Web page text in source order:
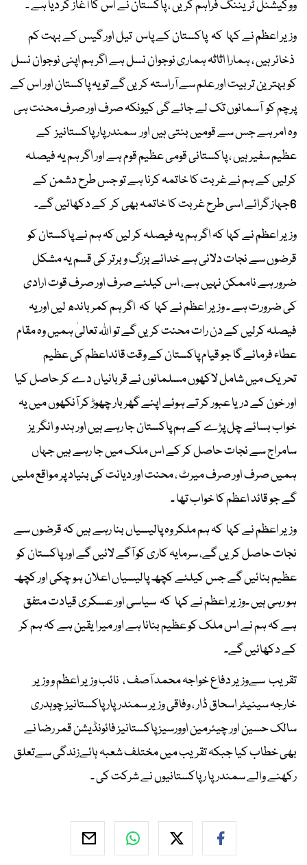
ووکیشنل ٹریننگ فراہم کریں ، پاکستان نے اس کا آغاز کر دیا ہے ۔
وزیر اعظم نے کہا کہ پاکستان کے پاس تیل اور گیس کے بہت کم
ذخائر ہیں ، ہمارا اثاثہ ہماری نوجوان نسل ہے اگر ہم اپنی نوجوان نسل
کو بہترین تربیت اور علم سے آراستہ کریں گے تو یہ پاکستان اور اس کے
پرچم کو آسمانوں تک لے جائے گی کیونکہ صرف اور صرف محنت ہی
وہ امر ہے جس سے قومیں بنتی ہیں اور سمندر پار پاکستانیز کے
عظیم سفیر ہیں ، پاکستانی قومی عظیم قوم ہے اور اگر ہم یہ فیصلہ
کرلیں کے ہم نے غربت کا خاتمہ کرنا ہے تو جس طرح دشمن کے
6جہاز گرائے اسی طرح غربت کا خاتمہ بھی کر کے دکھائیں گے۔
وزیر اعظم نے کہا کہ اگر ہم یہ فیصلہ کر لیں کہ ہم نے پاکستان کو
قرضوں سے نجات دلانی ہے خدائے بزرگ وبرتر کی قسم یہ مشکل
ضرور ہے ناممکن نہیں ہے، اس کیلئے صرف اور صرف قوت ارادی
کی ضرورت ہے ۔ وزیر اعظم نے کہا کہ اگر ہم کمر باندھ لیں اور یہ
فیصلہ کرلیں کے دن رات محنت کریں گے تو اللہ تعالیٰ ہمیں وہ مقام
عطاء فرمائے گا جو قیام پاکستان کے وقت قائداعظم کی عظیم
تحریک میں شامل لاکھوں مسلمانوں نے قربانیاں دے کر حاصل کیا
اور خون کے دریا عبور کر تے ہوئے اپنے گھر بار چھوڑ کر آنکھوں میں یہ
خواب بسائے چل پڑے کے ہم پاکستان جا رہے ہیں اور ہند و انگریز
سامراج سے نجات حاصل کر کے اس ملک میں جا رہے ہیں جہاں
ہمیں صرف اور صرف میرٹ ، محنت اور دیانت کی بنیاد پر مواقع ملیں
گے جو قائد اعظم کا خواب تھا ۔
وزیر اعظم نے کہا کہ ہم ملکر وہ پالیسیاں بنا رہے ہیں کہ قرضوں سے
نجات حاصل کریں گے، سرمایہ کاری کو آگے لائیں گے اور پاکستان کو
عظیم بنائیں گے جس کیلئے کچھ پالیسیاں اعلان ہو چکی اور کچھ
ہو رہی ہیں ۔وزیر اعظم نے کہا کہ سیاسی اور عسکری قیادت متفق
ہے کہ ہم نے اس ملک کو عظیم بنانا ہے اور میرا یقین ہے کہ ہم کر
کے دکھائیں گے۔
تقریب سےوزیر دفاع خواجہ محمد آصف ، نائب وزیر اعظم و وزیر
خارجہ سینیٹر اسحاق ڈار ، وفاقی وزیر سمندرپار پاکستانیز چوہدری
سالک حسین اور چیئرمین اوورسیز پاکستانیز فائونڈیشن قمر رضا نے
بھی خطاب کیا جبکہ تقریب میں مختلف شعبہ ہائےزندگی سےتعلق
رکھنے والے سمندرپا ر پاکستانیوں نے شرکت کی ۔